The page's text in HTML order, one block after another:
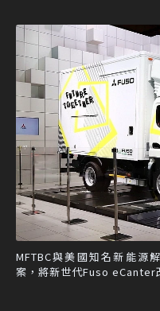
MFTBC與美國知名新能源
案，將新世代Fuso eCanter